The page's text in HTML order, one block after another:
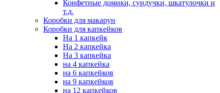
Конфетные домики, сундучки, шкатулочки и
т.д.
Коробки для макарун
Коробки для капкейков
На 1 капкейк
На 2 капкейка
На 3 капкейка
на 4 капкейка
на 6 капкейков
на 9 капкейков
на 12 капкейков